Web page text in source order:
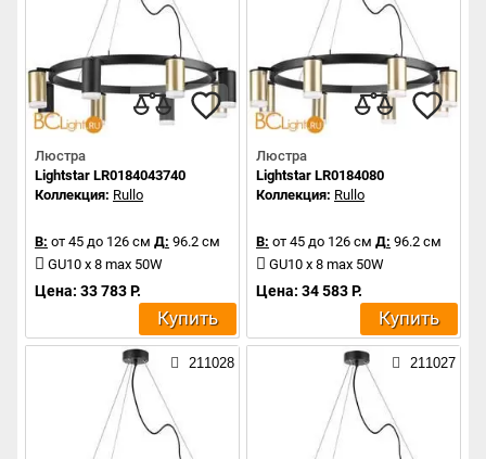
Люстра
Lightstar LR0184043740
Коллекция: Rullo
В: от 45 до 126 см Д: 96.2 см
GU10 x 8 max 50W
Цена: 33 783 Р.
Купить
Люстра
Lightstar LR0184080
Коллекция: Rullo
В: от 45 до 126 см Д: 96.2 см
GU10 x 8 max 50W
Цена: 34 583 Р.
Купить
211028 211027